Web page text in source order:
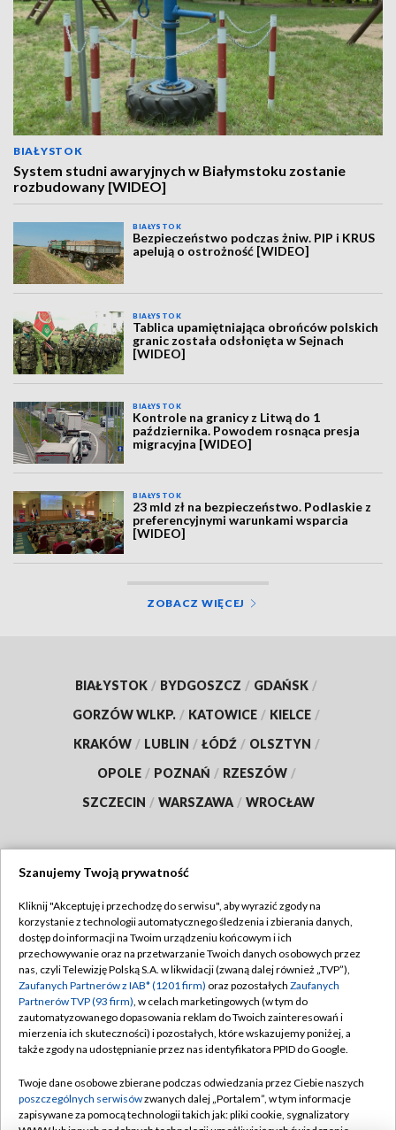
BIAŁYSTOK
System studni awaryjnych w Białymstoku zostanie
rozbudowany [WIDEO]
BIAŁYSTOK
Bezpieczeństwo podczas żniw. PIP i KRUS
apelują o ostrożność [WIDEO]
BIAŁYSTOK
Tablica upamiętniająca obrońców polskich
granic została odsłonięta w Sejnach
[WIDEO]
BIAŁYSTOK
Kontrole na granicy z Litwą do 1
października. Powodem rosnąca presja
migracyjna [WIDEO]
BIAŁYSTOK
23 mld zł na bezpieczeństwo. Podlaskie z
preferencyjnymi warunkami wsparcia
[WIDEO]
ZOBACZ WIĘCEJ
BIAŁYSTOK / BYDGOSZCZ / GDAŃSK /
GORZÓW WLKP. / KATOWICE / KIELCE /
KRAKÓW / LUBLIN / ŁÓDŹ / OLSZTYN /
OPOLE / POZNAŃ / RZESZÓW /
SZCZECIN / WARSZAWA / WROCŁAW
TVP
Abonament TVP
Emisja w TVP
Centrum informacji TVP
Naziemna Telewizja Cyfrowa
Rada Programowa
System NOS
Regulamin TVP
Polityka prywatności
Moje zgody
Pomoc
Kontakt
Szanujemy Twoją prywatność
Kliknij "Akceptuję i przechodzę do serwisu", aby wyrazić zgody na
korzystanie z technologii automatycznego śledzenia i zbierania danych,
dostęp do informacji na Twoim urządzeniu końcowym i ich
przechowywanie oraz na przetwarzanie Twoich danych osobowych przez
nas, czyli Telewizję Polską S.A. w likwidacji (zwaną dalej również „TVP”),
Zaufanych Partnerów z IAB* (1201 firm) oraz pozostałych Zaufanych
Partnerów TVP (93 firm), w celach marketingowych (w tym do
zautomatyzowanego dopasowania reklam do Twoich zainteresowań i
mierzenia ich skuteczności) i pozostałych, które wskazujemy poniżej, a
także zgody na udostępnianie przez nas identyfikatora PPID do Google.
Twoje dane osobowe zbierane podczas odwiedzania przez Ciebie naszych
poszczególnych serwisówzwanych dalej „Portalem”, w tym informacje
zapisywane za pomocą technologii takich jak: pliki cookie, sygnalizatory